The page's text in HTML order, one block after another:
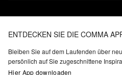
ENTDECKEN SIE DIE COMMA
Bleiben Sie auf dem Laufenden über
persönlich auf Sie zugeschnittene
Hier App downloaden